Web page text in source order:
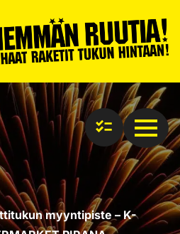
myyntipiste – K-